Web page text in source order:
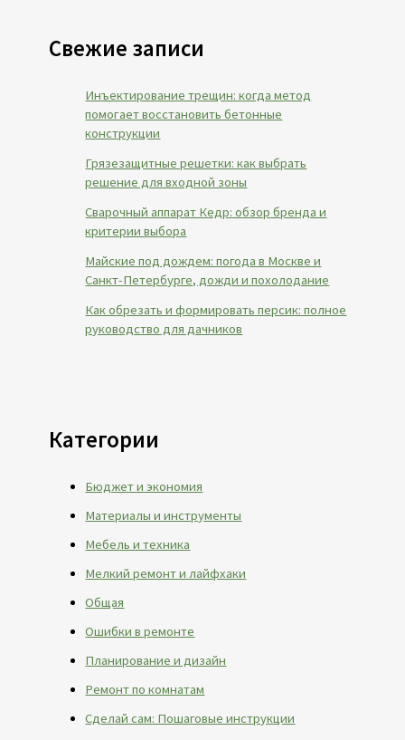
Свежие записи
Инъектирование трещин: когда метод
помогает восстановить бетонные
конструкции
Грязезащитные решетки: как выбрать
решение для входной зоны
Сварочный аппарат Кедр: обзор бренда и
критерии выбора
Майские под дождем: погода в Москве и
Санкт-Петербурге, дожди и похолодание
Как обрезать и формировать персик: полное
руководство для дачников
Категории
Бюджет и экономия
Материалы и инструменты
Мебель и техника
Мелкий ремонт и лайфхаки
Общая
Ошибки в ремонте
Планирование и дизайн
Ремонт по комнатам
Сделай сам: Пошаговые инструкции